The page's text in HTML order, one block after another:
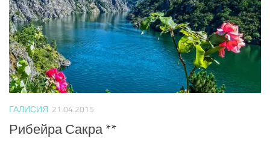
ГАЛИСИЯ 21.04.2015
Рибейра Сакра **